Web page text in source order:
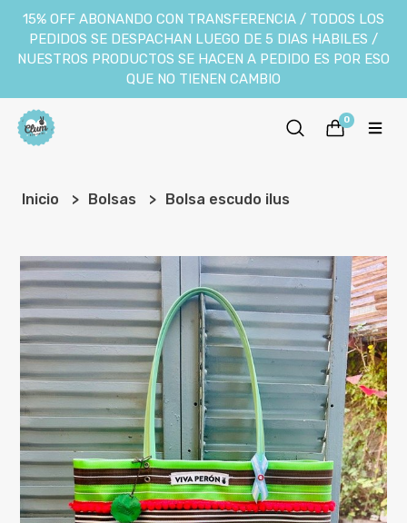
15% OFF ABONANDO CON TRANSFERENCIA / TODOS LOS
PEDIDOS SE DESPACHAN LUEGO DE 5 DIAS HABILES /
NUESTROS PRODUCTOS SE HACEN A PEDIDO ES POR ESO
QUE NO TIENEN CAMBIO
0
Inicio Bolsas Bolsa escudo ilus